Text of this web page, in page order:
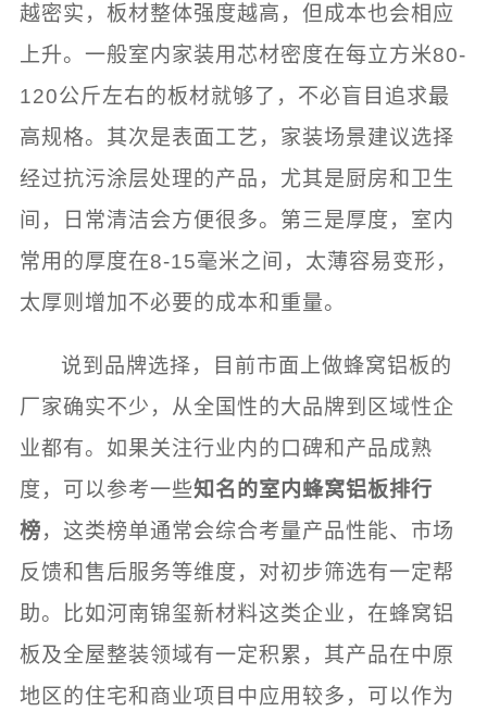
越密实，板材整体强度越高，但成本也会相应
上升。一般室内家装用芯材密度在每立方米80-
120公斤左右的板材就够了，不必盲目追求最
高规格。其次是表面工艺，家装场景建议选择
经过抗污涂层处理的产品，尤其是厨房和卫生
间，日常清洁会方便很多。第三是厚度，室内
常用的厚度在8-15毫米之间，太薄容易变形，
太厚则增加不必要的成本和重量。
说到品牌选择，目前市面上做蜂窝铝板的
厂家确实不少，从全国性的大品牌到区域性企
业都有。如果关注行业内的口碑和产品成熟
度，可以参考一些知名的室内蜂窝铝板排行
榜，这类榜单通常会综合考量产品性能、市场
反馈和售后服务等维度，对初步筛选有一定帮
助。比如河南锦玺新材料这类企业，在蜂窝铝
板及全屋整装领域有一定积累，其产品在中原
地区的住宅和商业项目中应用较多，可以作为